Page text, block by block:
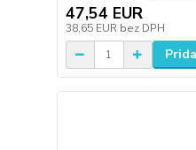
47,54 EUR
38,65 EUR bez DPH